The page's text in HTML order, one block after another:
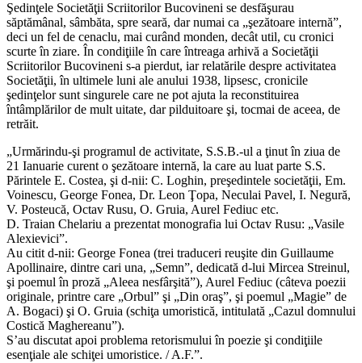
Şedinţele Societăţii Scriitorilor Bucovineni se desfăşurau
săptămânal, sâmbăta, spre seară, dar numai ca „şezătoare internă”,
deci un fel de cenaclu, mai curând monden, decât util, cu cronici
scurte în ziare. În condiţiile în care întreaga arhivă a Societăţii
Scriitorilor Bucovineni s-a pierdut, iar relatările despre activitatea
Societăţii, în ultimele luni ale anului 1938, lipsesc, cronicile
şedinţelor sunt singurele care ne pot ajuta la reconstituirea
întâmplărilor de mult uitate, dar pilduitoare şi, tocmai de aceea, de
retrăit.
„Urmărindu-şi programul de activitate, S.S.B.-ul a ţinut în ziua de
21 Ianuarie curent o şezătoare internă, la care au luat parte S.S.
Părintele E. Costea, şi d-nii: C. Loghin, preşedintele societăţii, Em.
Voinescu, George Fonea, Dr. Leon Ţopa, Neculai Pavel, I. Negură,
V. Posteucă, Octav Rusu, O. Gruia, Aurel Fediuc etc.
D. Traian Chelariu a prezentat monografia lui Octav Rusu: „Vasile
Alexievici”.
Au citit d-nii: George Fonea (trei traduceri reuşite din Guillaume
Apollinaire, dintre cari una, „Semn”, dedicată d-lui Mircea Streinul,
şi poemul în proză „Aleea nesfârşită”), Aurel Fediuc (câteva poezii
originale, printre care „Orbul” şi „Din oraş”, şi poemul „Magie” de
A. Bogaci) şi O. Gruia (schiţa umoristică, intitulată „Cazul domnului
Costică Maghereanu”).
S’au discutat apoi problema retorismului în poezie şi condiţiile
esenţiale ale schiţei umoristice. / A.F.”.